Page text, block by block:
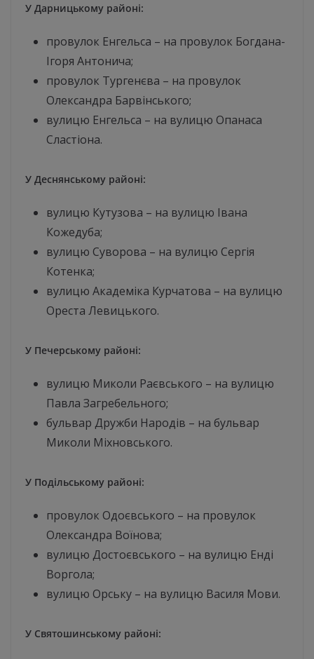
У Дарницькому районі:
провулок Енгельса – на провулок Богдана-
Ігоря Антонича;
провулок Тургенєва – на провулок
Олександра Барвінського;
вулицю Енгельса – на вулицю Опанаса
Сластіона.
У Деснянському районі:
вулицю Кутузова – на вулицю Івана
Кожедуба;
вулицю Суворова – на вулицю Сергія
Котенка;
вулицю Академіка Курчатова – на вулицю
Ореста Левицького.
У Печерському районі:
вулицю Миколи Раєвського – на вулицю
Павла Загребельного;
бульвар Дружби Народів – на бульвар
Миколи Міхновського.
У Подільському районі:
провулок Одоєвського – на провулок
Олександра Воїнова;
вулицю Достоєвського – на вулицю Енді
Воргола;
вулицю Орську – на вулицю Василя Мови.
У Святошинському районі: